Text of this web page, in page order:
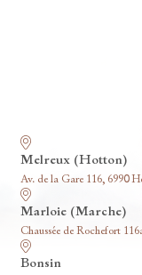
Melreux (Hotton)
Av. de la Gare 116, 6990
Marloie (Marche)
Chaussée de Rochefort
Bonsin